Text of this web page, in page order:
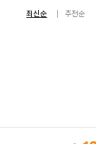
최신순 추천순